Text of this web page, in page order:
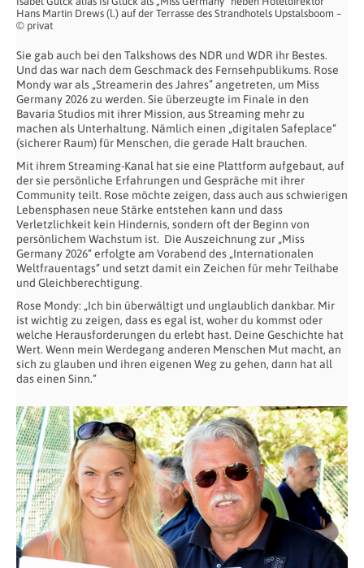
Hans Martin Drews (l.) auf der Terrasse des Strandhotels Upstalsboom –
© privat
Sie gab auch bei den Talkshows des NDR und WDR ihr Bestes.
Und das war nach dem Geschmack des Fernsehpublikums. Rose
Mondy war als „Streamerin des Jahres” angetreten, um Miss
Germany 2026 zu werden. Sie überzeugte im Finale in den
Bavaria Studios mit ihrer Mission, aus Streaming mehr zu
machen als Unterhaltung. Nämlich einen „digitalen Safeplace“
(sicherer Raum) für Menschen, die gerade Halt brauchen.
Mit ihrem Streaming-Kanal hat sie eine Plattform aufgebaut, auf
der sie persönliche Erfahrungen und Gespräche mit ihrer
Community teilt. Rose möchte zeigen, dass auch aus schwierigen
Lebensphasen neue Stärke entstehen kann und dass
Verletzlichkeit kein Hindernis, sondern oft der Beginn von
persönlichem Wachstum ist. Die Auszeichnung zur „Miss
Germany 2026“ erfolgte am Vorabend des „Internationalen
Weltfrauentags“ und setzt damit ein Zeichen für mehr Teilhabe
und Gleichberechtigung.
Rose Mondy: „Ich bin überwältigt und unglaublich dankbar. Mir
ist wichtig zu zeigen, dass es egal ist, woher du kommst oder
welche Herausforderungen du erlebt hast. Deine Geschichte hat
Wert. Wenn mein Werdegang anderen Menschen Mut macht, an
sich zu glauben und ihren eigenen Weg zu gehen, dann hat all
das einen Sinn.“